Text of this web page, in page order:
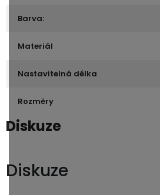
Barva:
Materiál
Nastavitelná délka
Rozměry
Diskuze
Diskuze